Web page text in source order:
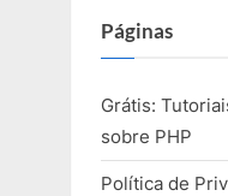
Páginas
Grátis:
sobre PHP
Política de